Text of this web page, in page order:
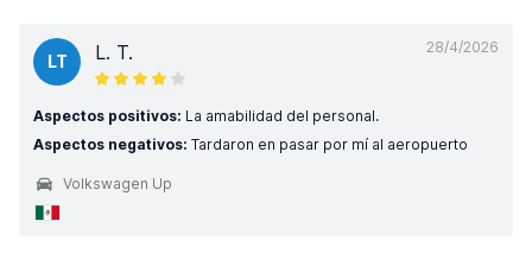
28/4/2026
LT L. T.
Aspectos positivos: La amabilidad del personal.
Aspectos negativos: Tardaron en pasar por mí al aeropuerto
Volkswagen Up